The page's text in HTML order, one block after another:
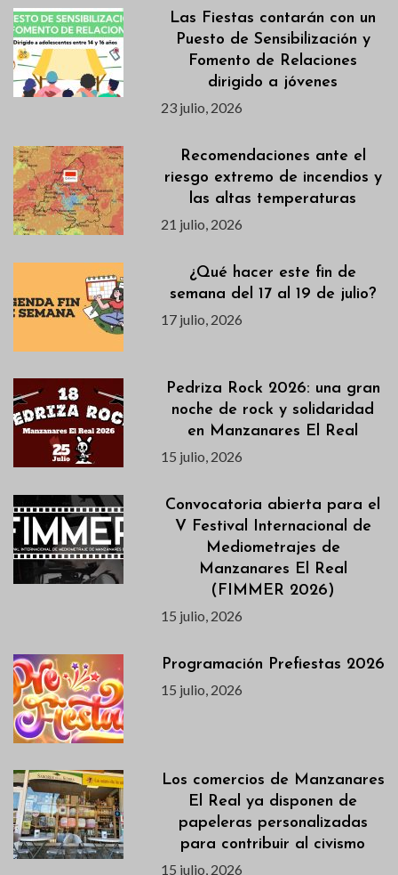
Las Fiestas contarán con un
Puesto de Sensibilización y
Fomento de Relaciones
dirigido a jóvenes
23 julio, 2026
Recomendaciones ante el
riesgo extremo de incendios y
las altas temperaturas
21 julio, 2026
¿Qué hacer este fin de
semana del 17 al 19 de julio?
17 julio, 2026
Pedriza Rock 2026: una gran
noche de rock y solidaridad
en Manzanares El Real
15 julio, 2026
Convocatoria abierta para el
V Festival Internacional de
Mediometrajes de
Manzanares El Real
(FIMMER 2026)
15 julio, 2026
Programación Prefiestas 2026
15 julio, 2026
Los comercios de Manzanares
El Real ya disponen de
papeleras personalizadas
para contribuir al civismo
15 julio, 2026